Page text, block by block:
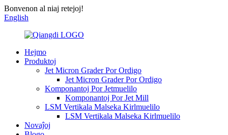
Bonvenon al niaj retejoj!
English
Hejmo
Produktoj
Jet Micron Grader Por Ordigo
Jet Micron Grader Por Ordigo
Komponantoj Por Jetmuelilo
Komponantoj Por Jet Mill
LSM Vertikala Malseka Kirlmuelilo
LSM Vertikala Malseka Kirlmuelilo
Novaĵoj